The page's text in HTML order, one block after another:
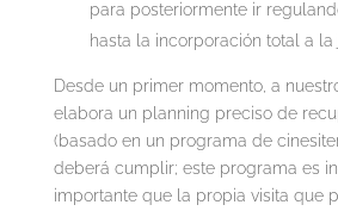
para posteriormente ir
hasta la incorporación total a la
Desde un primer momento, a
elabora un planning preciso de
(basado en un programa de
deberá cumplir; este programa es
importante que la propia visita que